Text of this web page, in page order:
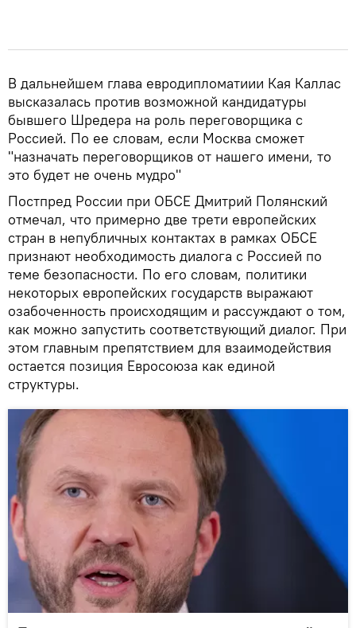
В дальнейшем глава евродипломатиии Кая Каллас
высказалась против возможной кандидатуры
бывшего Шредера на роль переговорщика с
Россией. По ее словам, если Москва сможет
"назначать переговорщиков от нашего имени, то
это будет не очень мудро"
Постпред России при ОБСЕ Дмитрий Полянский
отмечал, что примерно две трети европейских
стран в непубличных контактах в рамках ОБСЕ
признают необходимость диалога с Россией по
теме безопасности. По его словам, политики
некоторых европейских государств выражают
озабоченность происходящим и рассуждают о том,
как можно запустить соответствующий диалог. При
этом главным препятствием для взаимодействия
остается позиция Евросоюза как единой
структуры.